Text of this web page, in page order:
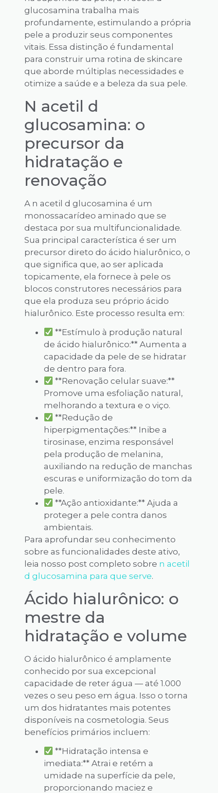
glucosamina trabalha mais
profundamente, estimulando a própria
pele a produzir seus componentes
vitais. Essa distinção é fundamental
para construir uma rotina de skincare
que aborde múltiplas necessidades e
otimize a saúde e a beleza da sua pele.
N acetil d
glucosamina: o
precursor da
hidratação e
renovação
A n acetil d glucosamina é um
monossacarídeo aminado que se
destaca por sua multifuncionalidade.
Sua principal característica é ser um
precursor direto do ácido hialurônico, o
que significa que, ao ser aplicada
topicamente, ela fornece à pele os
blocos construtores necessários para
que ela produza seu próprio ácido
hialurônico. Este processo resulta em:
**Estímulo à produção natural
de ácido hialurônico:** Aumenta a
capacidade da pele de se hidratar
de dentro para fora.
**Renovação celular suave:**
Promove uma esfoliação natural,
melhorando a textura e o viço.
**Redução de
hiperpigmentações:** Inibe a
tirosinase, enzima responsável
pela produção de melanina,
auxiliando na redução de manchas
escuras e uniformização do tom da
pele.
**Ação antioxidante:** Ajuda a
proteger a pele contra danos
ambientais.
Para aprofundar seu conhecimento
sobre as funcionalidades deste ativo,
leia nosso post completo sobre n acetil
d glucosamina para que serve.
Ácido hialurônico: o
mestre da
hidratação e volume
O ácido hialurônico é amplamente
conhecido por sua excepcional
capacidade de reter água — até 1.000
vezes o seu peso em água. Isso o torna
um dos hidratantes mais potentes
disponíveis na cosmetologia. Seus
benefícios primários incluem:
**Hidratação intensa e
imediata:** Atrai e retém a
umidade na superfície da pele,
proporcionando maciez e